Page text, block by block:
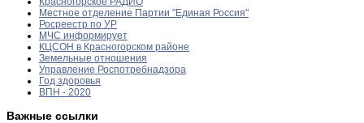
Местное отделение Партии "Единая Россия"
Росреестр по УР
МЧС информирует
КЦСОН в Красногорском районе
Земельные отношения
Управление Роспотребнадзора
Год здоровья
ВПН - 2020
Важные ссылки